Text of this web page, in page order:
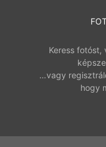
Keress fotóst,
…vagy
hogy